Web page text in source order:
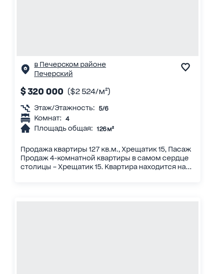
в Печерском районе
Печерский
$ 320 000 ($2 524/м²)
Этаж/Этажность: 5/6
Комнат: 4
Площадь общая: 126 м²
Продажа квартиры 127 кв.м., Хрещатик 15, Пасаж
Продаж 4-комнатной квартиры в самом сердце
столицы – Хрещатик 15. Квартира находится на...